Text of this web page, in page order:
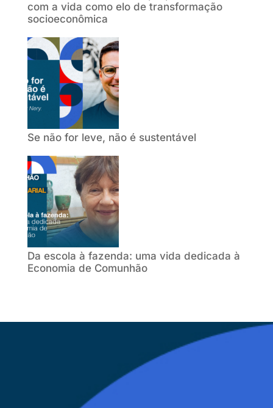
com a vida como elo de transformação
socioeconômica
Se não for leve, não é sustentável
Da escola à fazenda: uma vida dedicada à
Economia de Comunhão